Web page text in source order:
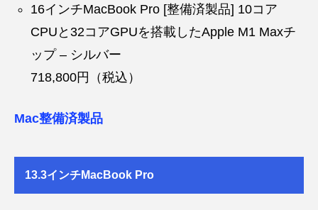
16インチMacBook Pro [整備済製品] 10コア
CPUと32コアGPUを搭載したApple M1 Maxチ
ップ – シルバー
718,800円（税込）
Mac整備済製品
13.3インチMacBook Pro